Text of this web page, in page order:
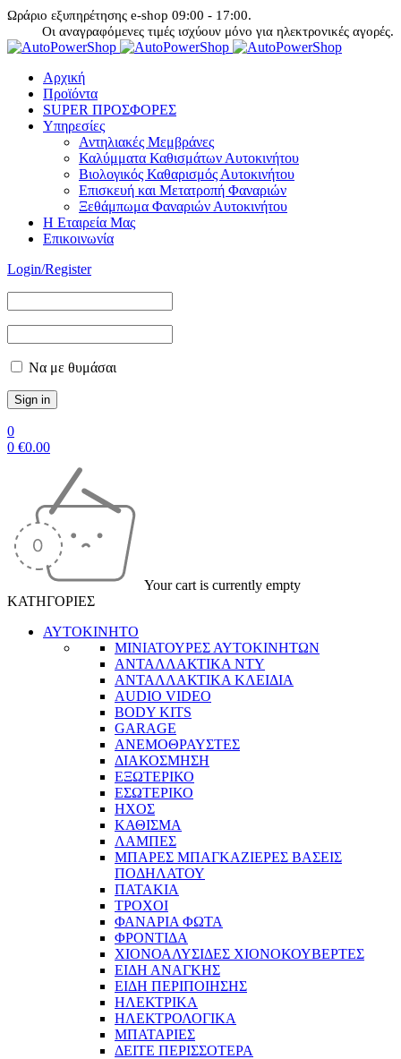
Ωράριο εξυπηρέτησης e-shop 09:00 - 17:00.
Οι αναγραφόμενες τιμές ισχύουν μόνο για ηλεκτρονικές αγορές.
Αρχική
Προϊόντα
SUPER ΠΡΟΣΦΟΡΕΣ
Υπηρεσίες
Αντηλιακές Μεμβράνες
Καλύμματα Καθισμάτων Αυτοκινήτου
Βιολογικός Καθαρισμός Αυτοκινήτου
Επισκευή και Μετατροπή Φαναριών
Ξεθάμπωμα Φαναριών Αυτοκινήτου
Η Εταιρεία Μας
Επικοινωνία
Login/Register
Να με θυμάσαι
0
0 €0.00
Your cart is currently empty
ΚΑΤΗΓΟΡΙΕΣ
ΑΥΤΟΚΙΝΗΤΟ
ΜΙΝΙΑΤΟΥΡΕΣ ΑΥΤΟΚΙΝΗΤΩΝ
ΑΝΤΑΛΛΑΚΤΙΚΑ NTY
ΑΝΤΑΛΛΑΚΤΙΚΑ ΚΛΕΙΔΙΑ
AUDIO VIDEO
BODY KITS
GARAGE
ΑΝΕΜΟΘΡΑΥΣΤΕΣ
ΔΙΑΚΟΣΜΗΣΗ
ΕΞΩΤΕΡΙΚΟ
ΕΣΩΤΕΡΙΚΟ
ΗΧΟΣ
ΚΑΘΙΣΜΑ
ΛΑΜΠΕΣ
ΜΠΑΡΕΣ ΜΠΑΓΚΑΖΙΕΡΕΣ ΒΑΣΕΙΣ
ΠΟΔΗΛΑΤΟΥ
ΠΑΤΑΚΙΑ
ΤΡΟΧΟΙ
ΦΑΝΑΡΙΑ ΦΩΤΑ
ΦΡΟΝΤΙΔΑ
ΧΙΟΝΟΑΛΥΣΙΔΕΣ ΧΙΟΝΟΚΟΥΒΕΡΤΕΣ
ΕΙΔΗ ΑΝΑΓΚΗΣ
ΕΙΔΗ ΠΕΡΙΠΟΙΗΣΗΣ
ΗΛΕΚΤΡΙΚΑ
ΗΛΕΚΤΡΟΛΟΓΙΚΑ
ΜΠΑΤΑΡΙΕΣ
ΔΕΙΤΕ ΠΕΡΙΣΣΟΤΕΡΑ